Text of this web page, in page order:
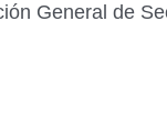
General de